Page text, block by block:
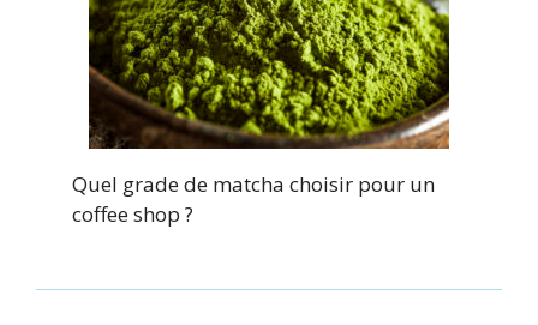
Quel grade de matcha choisir pour un
coffee shop ?